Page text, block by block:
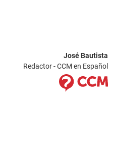
José Bautista
Redactor - CCM en Español